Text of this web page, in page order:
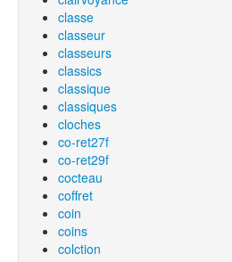
classe
classeur
classeurs
classics
classique
classiques
cloches
co-ret27f
co-ret29f
cocteau
coffret
coin
coins
colction